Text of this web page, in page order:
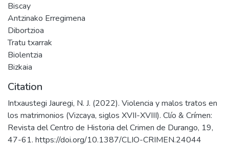
Biscay
Antzinako Erregimena
Dibortzioa
Tratu txarrak
Biolentzia
Bizkaia
Citation
Intxaustegi Jauregi, N. J. (2022). Violencia y malos tratos en
los matrimonios (Vizcaya, siglos XVII-XVIII). Clío & Crímen:
Revista del Centro de Historia del Crimen de Durango, 19,
47-61. https://doi.org/10.1387/CLIO-CRIMEN.24044